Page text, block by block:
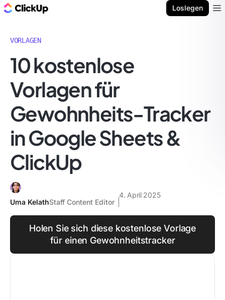
Loslegen
VORLAGEN
10 kostenlose
Vorlagen für
Gewohnheits-Tracker
in Google Sheets &
ClickUp
Uma KelathStaff Content Editor
4. April 2025
Holen Sie sich diese kostenlose Vorlage
für einen Gewohnheitstracker